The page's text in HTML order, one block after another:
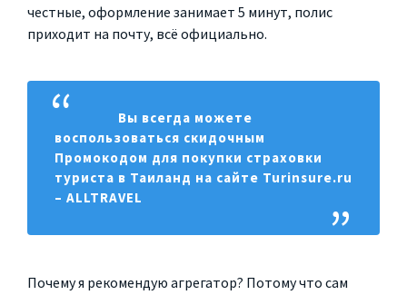
честные, оформление занимает 5 минут, полис
приходит на почту, всё официально.
Вы всегда можете
воспользоваться скидочным
Промокодом для покупки страховки
туриста в Таиланд на сайте Turinsure.ru
– ALLTRAVEL
Почему я рекомендую агрегатор? Потому что сам